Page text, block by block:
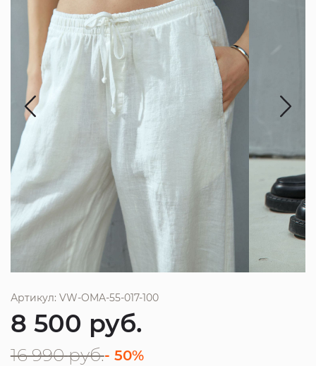
Артикул: VW-OMA-55-017-100
8 500 руб.
16 990 руб.- 50%